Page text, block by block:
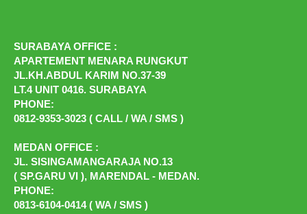
SURABAYA OFFICE :
APARTEMENT MENARA RUNGKUT
JL.KH.ABDUL KARIM NO.37-39
LT.4 UNIT 0416. SURABAYA
PHONE:
0812-9353-3023 ( CALL / WA / SMS )
MEDAN OFFICE :
JL. SISINGAMANGARAJA NO.13
( SP.GARU VI ), MARENDAL - MEDAN.
PHONE:
0813-6104-0414 ( WA / SMS )